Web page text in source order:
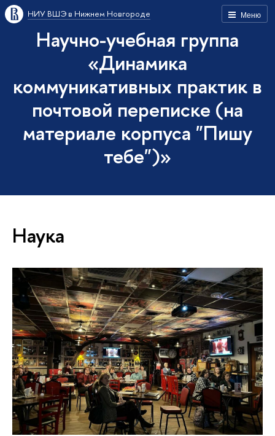
Меню
НИУ ВШЭ в Нижнем Новгороде
Научно-учебная группа
«Динамика
коммуникативных практик в
почтовой переписке (на
материале корпуса "Пишу
тебе")»
Наука